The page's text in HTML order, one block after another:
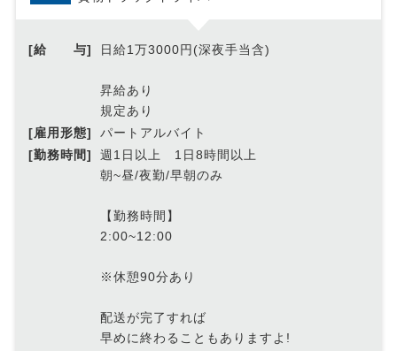
[給 与] 日給1万3000円(深夜手当含)
昇給あり
規定あり
[雇用形態]
パートアルバイト
[勤務時間]
週1日以上 1日8時間以上
朝~昼/夜勤/早朝のみ
【勤務時間】
2:00~12:00
※休憩90分あり
配送が完了すれば
早めに終わることもありますよ!